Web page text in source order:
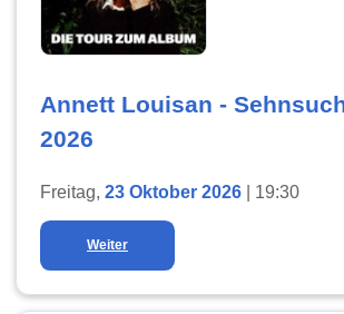
Annett Louisan -
2026
Freitag, 23 Oktober 2026 | 19:30
Weiter